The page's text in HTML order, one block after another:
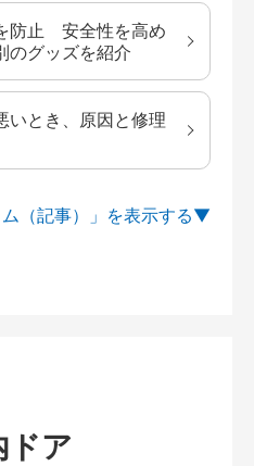
防止 安全性を高め
のグッズを紹介
いとき、原因と修理
（記事）」を
ドア